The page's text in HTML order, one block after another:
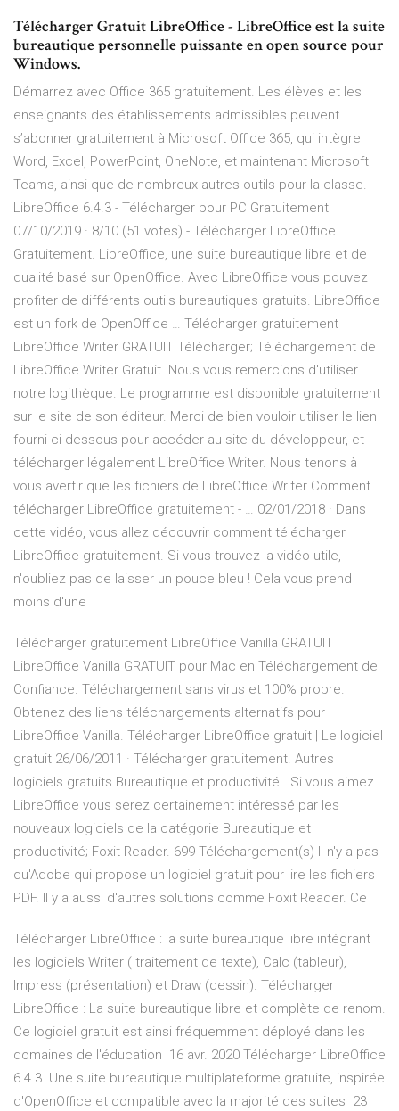
Télécharger Gratuit LibreOffice - LibreOffice est la suite
bureautique personnelle puissante en open source pour
Windows.
Démarrez avec Office 365 gratuitement. Les élèves et les
enseignants des établissements admissibles peuvent
s’abonner gratuitement à Microsoft Office 365, qui intègre
Word, Excel, PowerPoint, OneNote, et maintenant Microsoft
Teams, ainsi que de nombreux autres outils pour la classe.
LibreOffice 6.4.3 - Télécharger pour PC Gratuitement
07/10/2019 · 8/10 (51 votes) - Télécharger LibreOffice
Gratuitement. LibreOffice, une suite bureautique libre et de
qualité basé sur OpenOffice. Avec LibreOffice vous pouvez
profiter de différents outils bureautiques gratuits. LibreOffice
est un fork de OpenOffice … Télécharger gratuitement
LibreOffice Writer GRATUIT Télécharger; Téléchargement de
LibreOffice Writer Gratuit. Nous vous remercions d'utiliser
notre logithèque. Le programme est disponible gratuitement
sur le site de son éditeur. Merci de bien vouloir utiliser le lien
fourni ci-dessous pour accéder au site du développeur, et
télécharger légalement LibreOffice Writer. Nous tenons à
vous avertir que les fichiers de LibreOffice Writer Comment
télécharger LibreOffice gratuitement - … 02/01/2018 · Dans
cette vidéo, vous allez découvrir comment télécharger
LibreOffice gratuitement. Si vous trouvez la vidéo utile,
n'oubliez pas de laisser un pouce bleu ! Cela vous prend
moins d'une
Télécharger gratuitement LibreOffice Vanilla GRATUIT
LibreOffice Vanilla GRATUIT pour Mac en Téléchargement de
Confiance. Téléchargement sans virus et 100% propre.
Obtenez des liens téléchargements alternatifs pour
LibreOffice Vanilla. Télécharger LibreOffice gratuit | Le logiciel
gratuit 26/06/2011 · Télécharger gratuitement. Autres
logiciels gratuits Bureautique et productivité . Si vous aimez
LibreOffice vous serez certainement intéressé par les
nouveaux logiciels de la catégorie Bureautique et
productivité; Foxit Reader. 699 Téléchargement(s) Il n'y a pas
qu'Adobe qui propose un logiciel gratuit pour lire les fichiers
PDF. Il y a aussi d'autres solutions comme Foxit Reader. Ce
Télécharger LibreOffice : la suite bureautique libre intégrant
les logiciels Writer ( traitement de texte), Calc (tableur),
Impress (présentation) et Draw (dessin). Télécharger
LibreOffice : La suite bureautique libre et complète de renom.
Ce logiciel gratuit est ainsi fréquemment déployé dans les
domaines de l'éducation 16 avr. 2020 Télécharger LibreOffice
6.4.3. Une suite bureautique multiplateforme gratuite, inspirée
d'OpenOffice et compatible avec la majorité des suites 23